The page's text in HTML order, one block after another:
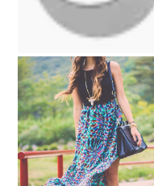
Maxis in Merida!